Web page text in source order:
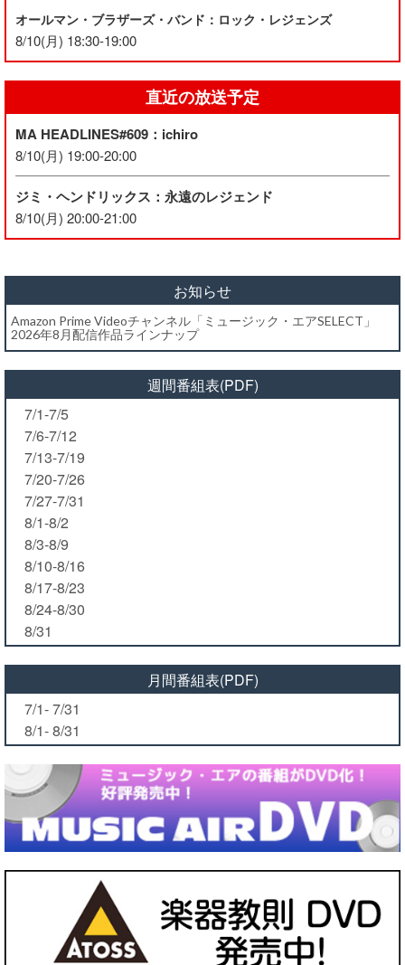
オールマン・ブラザーズ・バンド：ロック・レジェンズ
8/10(月) 18:30-19:00
直近の放送予定
MA HEADLINES#609：ichiro
8/10(月) 19:00-20:00
ジミ・ヘンドリックス：永遠のレジェンド
8/10(月) 20:00-21:00
お知らせ
Amazon Prime Videoチャンネル「ミュージック・エアSELECT」
2026年8月配信作品ラインナップ
週間番組表(PDF)
7/1-7/5
7/6-7/12
7/13-7/19
7/20-7/26
7/27-7/31
8/1-8/2
8/3-8/9
8/10-8/16
8/17-8/23
8/24-8/30
8/31
月間番組表(PDF)
7/1- 7/31
8/1- 8/31